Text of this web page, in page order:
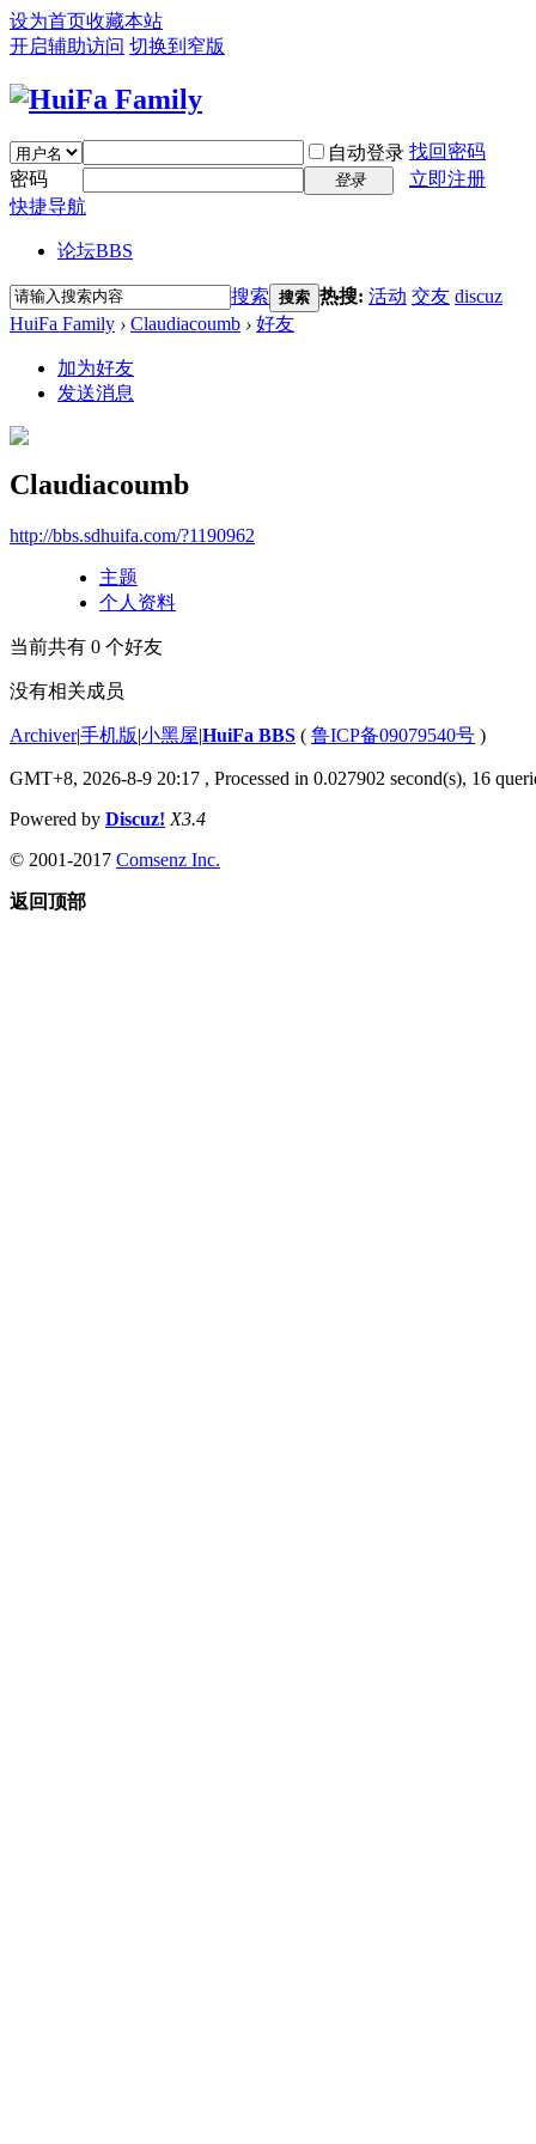
设为首页收藏本站
开启辅助访问 切换到窄版
自动登录 找回密码
密码
登录
立即注册
快捷导航
论坛BBS
搜索 搜索 热搜: 活动 交友 discuz
HuiFa Family › Claudiacoumb › 好友
加为好友
发送消息
Claudiacoumb
http://bbs.sdhuifa.com/?1190962
主题
个人资料
当前共有 0 个好友
没有相关成员
Archiver|手机版|小黑屋|HuiFa BBS ( 鲁ICP备09079540号 )
GMT+8, 2026-8-9 20:17 , Processed in 0.027902 second(s), 16
Powered by Discuz! X3.4
© 2001-2017 Comsenz Inc.
返回顶部